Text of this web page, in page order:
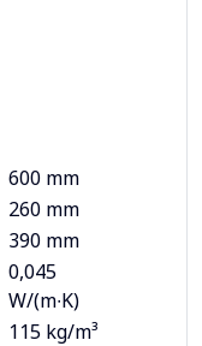
600 mm
260 mm
390 mm
0,045
W/(m∙K)
115 kg/m³